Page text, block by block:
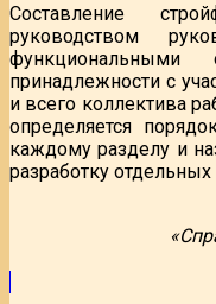
Составление
руководством
принадлежности с
и всего коллектива
определяется
каждому разделу и
разработку